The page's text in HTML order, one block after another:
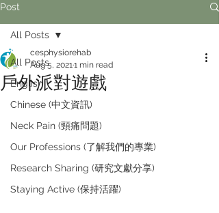
Post
All Posts
English
Chinese (中文資訊)
Neck Pain (頸痛問題)
Our Professions (了解我們的專業)
Research Sharing (研究文獻分享)
Staying Active (保持活躍)
All Posts
戶外派對遊戲
cesphysiorehab
Aug 5, 20211 min read